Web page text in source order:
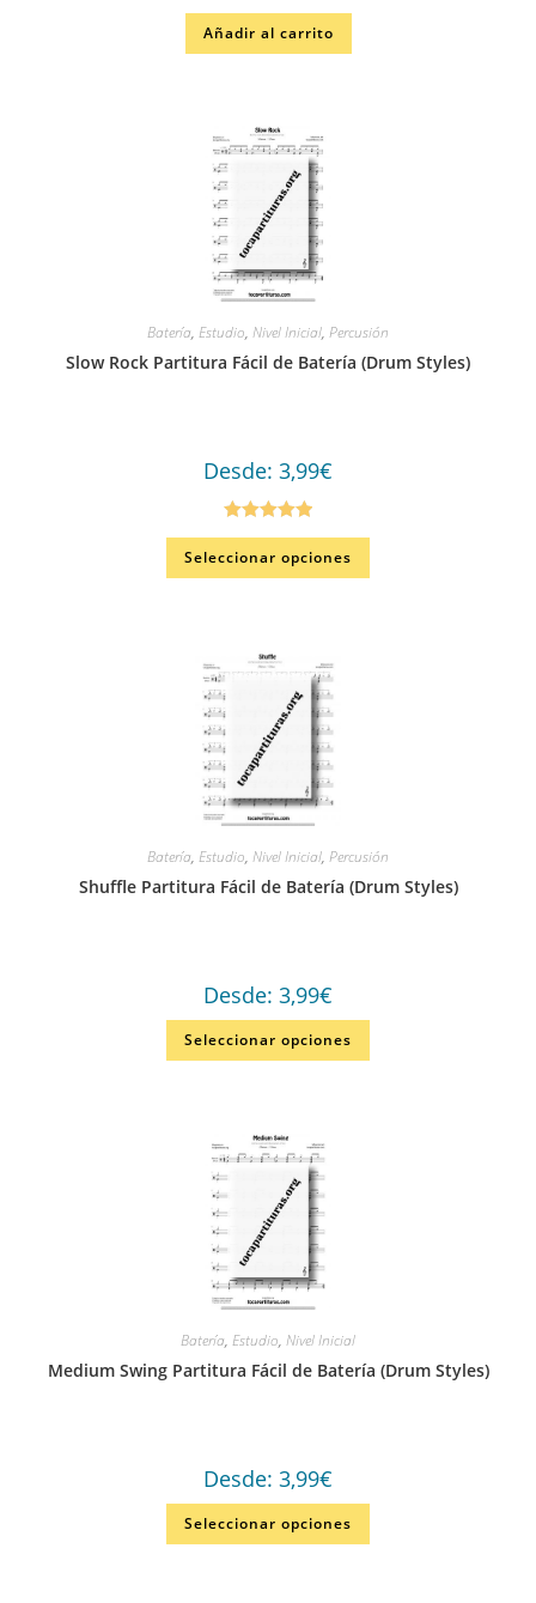
Valorado en
5.00de 5
Añadir al carrito
Batería, Estudio, Nivel Inicial, Percusión
Slow Rock Partitura Fácil de Batería (Drum Styles)
Desde: 3,99€
Valorado en
5.00de 5
Seleccionar opciones
Batería, Estudio, Nivel Inicial, Percusión
Shuffle Partitura Fácil de Batería (Drum Styles)
Desde: 3,99€
Seleccionar opciones
Batería, Estudio, Nivel Inicial
Medium Swing Partitura Fácil de Batería (Drum Styles)
Desde: 3,99€
Seleccionar opciones